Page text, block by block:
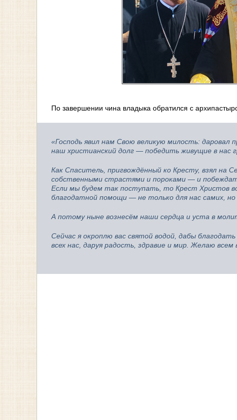
По завершении чина владыка обратился с
«Господь явил нам Свою великую милость: даровал
наш христианский долг — победить живущие в нас
Как Спаситель, пригвождённый ко Кресту, взял на
собственными страстями и пороками — и
Если мы будем так поступать, то Крест Христов
благодатной помощи — не только для нас самих, но
А потому ныне вознесём наши сердца и уста в
Сейчас я окроплю вас святой водой, дабы
всех нас, даруя радость, здравие и мир. Желаю